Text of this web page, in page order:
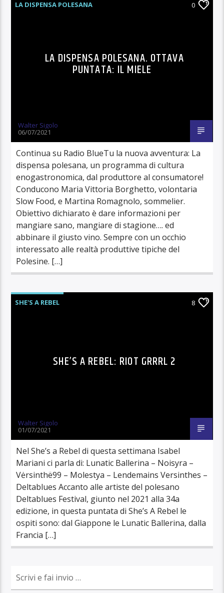
LA DISPENSA POLESANA 0
LA DISPENSA POLESANA. OTTAVA
PUNTATA: IL MIELE
Walter Sigolo
06/07/2021
Continua su Radio BlueTu la nuova avventura: La
dispensa polesana, un programma di cultura
enogastronomica, dal produttore al consumatore!
Conducono Maria Vittoria Borghetto, volontaria
Slow Food, e Martina Romagnolo, sommelier.
Obiettivo dichiarato è dare informazioni per
mangiare sano, mangiare di stagione…. ed
abbinare il giusto vino. Sempre con un occhio
interessato alle realtà produttive tipiche del
Polesine. […]
SHE'S A REBEL 8
SHE’S A REBEL: RIOT GRRRL 2
Walter Sigolo
01/07/2021
Nel She’s a Rebel di questa settimana Isabel
Mariani ci parla di: Lunatic Ballerina – Noisyra –
Vėrsinthë99 – Molestya – Lendemains Versinthes –
Deltablues Accanto alle artiste del polesano
Deltablues Festival, giunto nel 2021 alla 34a
edizione, in questa puntata di She’s A Rebel le
ospiti sono: dal Giappone le Lunatic Ballerina, dalla
Francia […]